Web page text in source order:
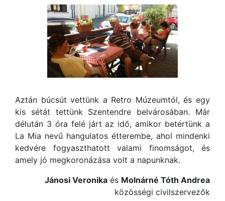
Aztán búcsút vettünk a Retro Múzeumtól, és egy
kis sétát tettünk Szentendre belvárosában. Már
délután 3 óra felé járt az idő, amikor betértünk a
La Mia nevű hangulatos étterembe, ahol mindenki
kedvére fogyaszthatott valami finomságot, és
amely jó megkoronázása volt a napunknak.
Jánosi Veronika és Molnárné Tóth Andrea
közösségi civilszervezők